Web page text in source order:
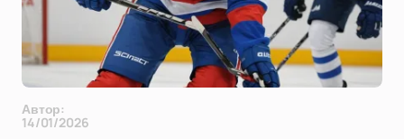
Автор:
14/01/2026